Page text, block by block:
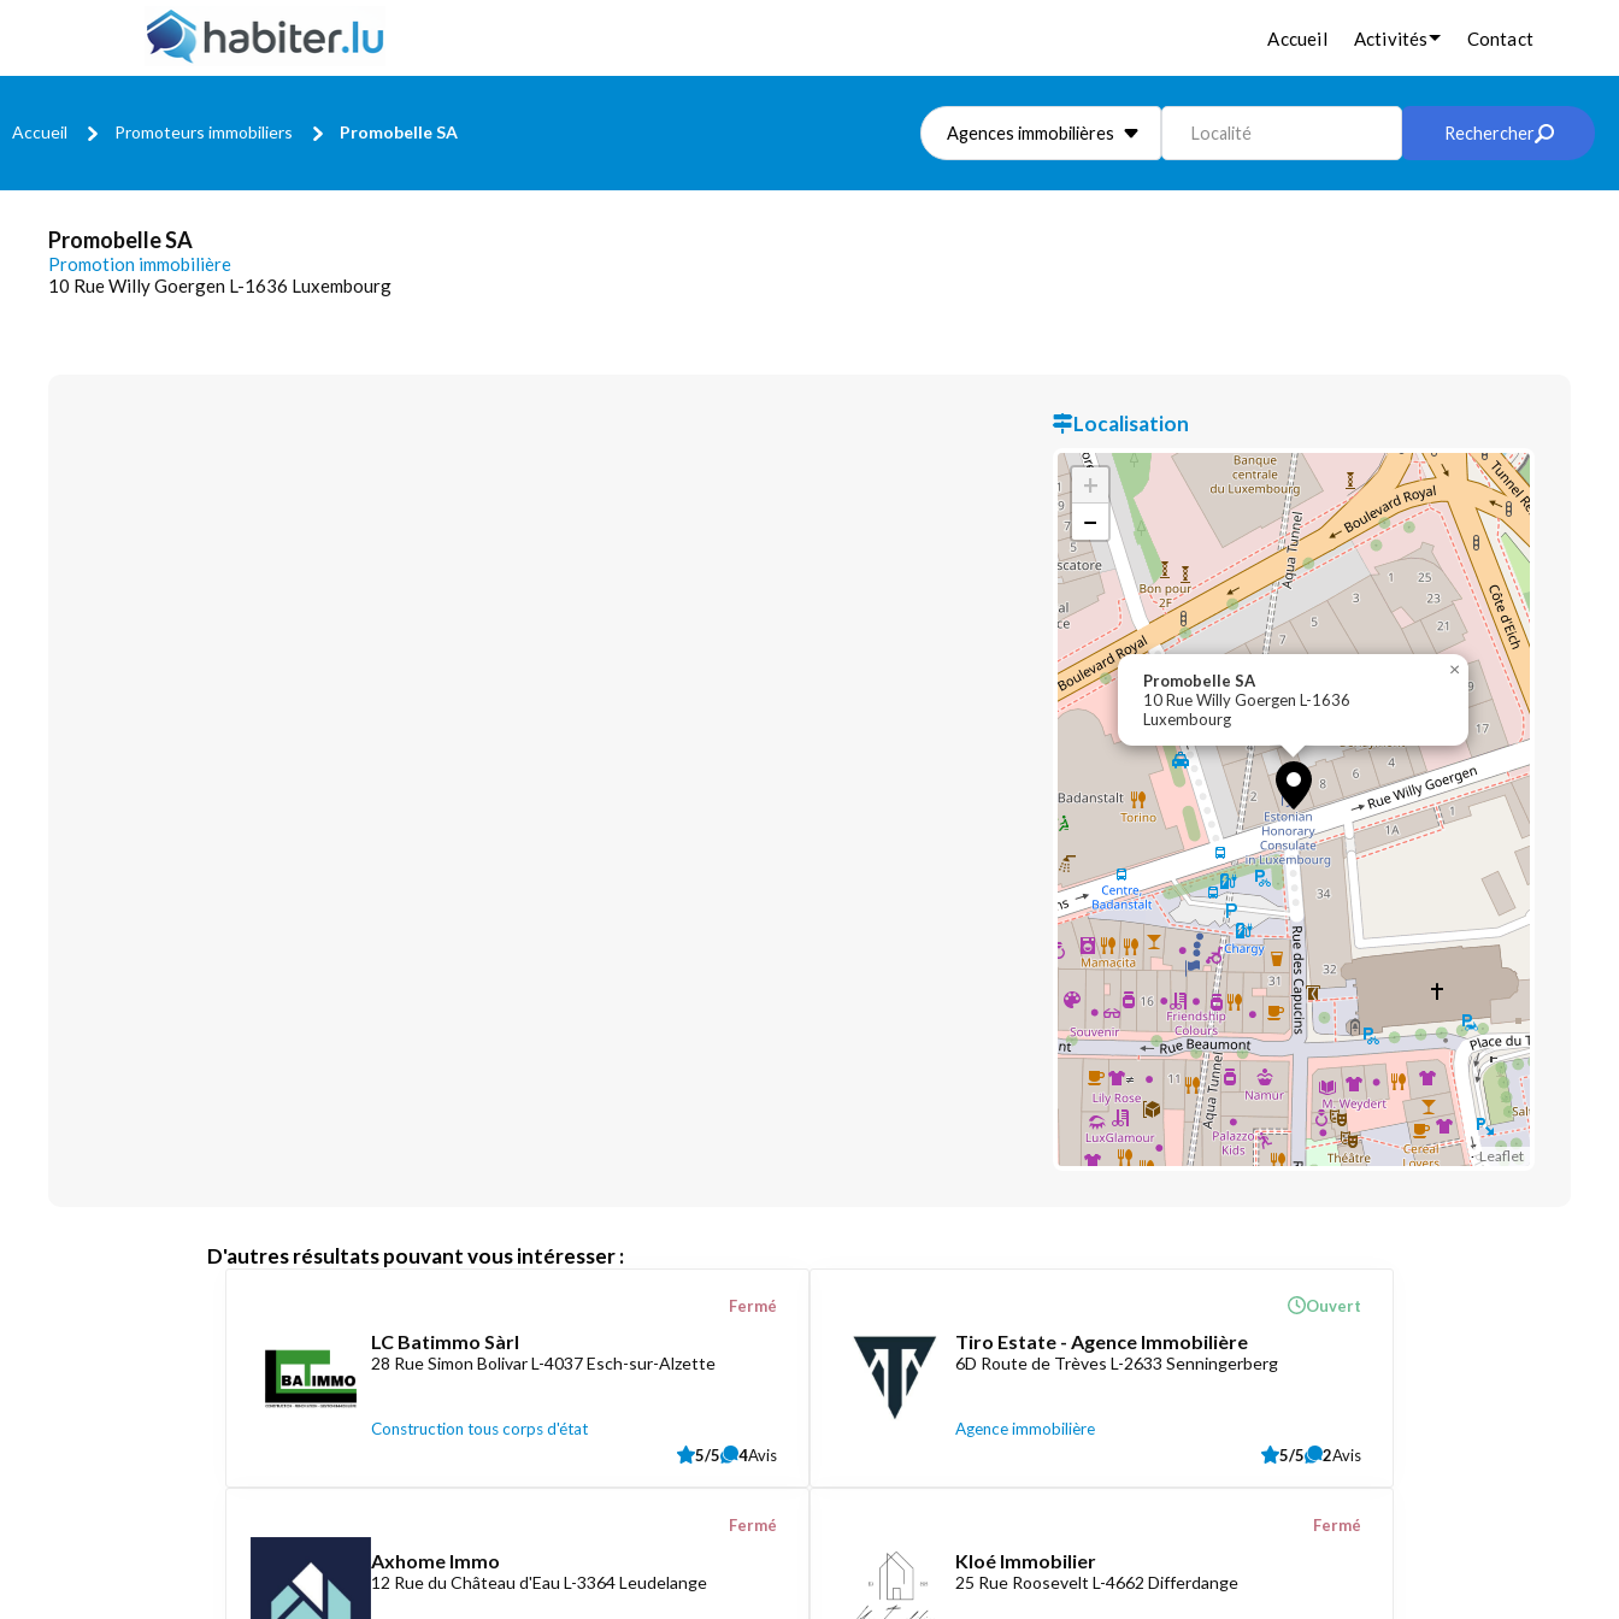
Accueil Activités Contact
Accueil Promoteurs immobiliers Promobelle SA Agences immobilières Localité Rechercher
Promobelle SA
Promotion immobilière
10 Rue Willy Goergen L-1636 Luxembourg
Localisation
Promobelle SA
10 Rue Willy Goergen L-1636
Luxembourg
×
+
−
Leaflet
D'autres résultats pouvant vous intéresser :
LC Batimmo Sàrl
28 Rue Simon Bolivar L-4037 Esch-sur-Alzette
Construction tous corps d'état
Fermé
5/5 4Avis
Tiro Estate - Agence Immobilière
6D Route de Trèves L-2633 Senningerberg
Agence immobilière
Ouvert
5/5 2Avis
Axhome Immo
12 Rue du Château d'Eau L-3364 Leudelange
Fermé
Kloé Immobilier
25 Rue Roosevelt L-4662 Differdange
Fermé